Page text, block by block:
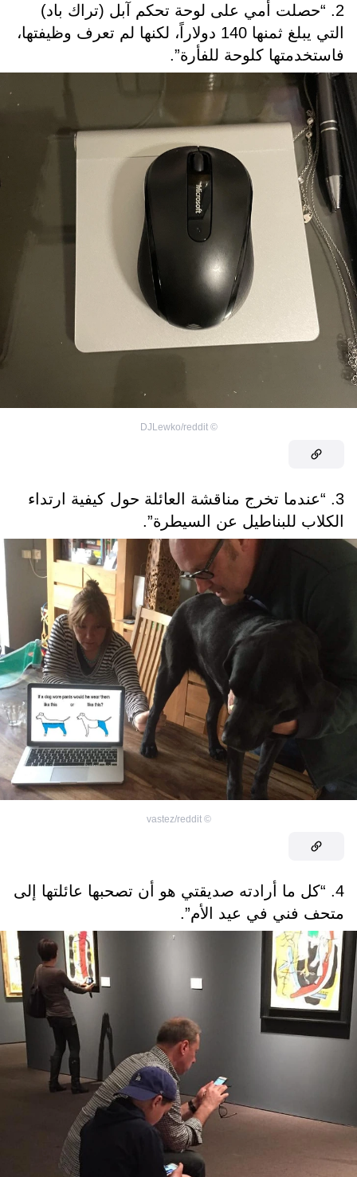
2. “حصلت أمي على لوحة تحكم آبل (تراك باد)
التي يبلغ ثمنها 140 دولاراً، لكنها لم تعرف وظيفتها،
فاستخدمتها كلوحة للفأرة”.
©
DJLewko/reddit
3. “عندما تخرج مناقشة العائلة حول كيفية ارتداء
الكلاب للبناطيل عن السيطرة”.
©
vastez/reddit
4. “كل ما أرادته صديقتي هو أن تصحبها عائلتها إلى
متحف فني في عيد الأم”.